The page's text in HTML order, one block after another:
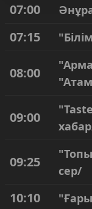
07:00
07:15
08:00
09:00
09:25
сер/
10:10